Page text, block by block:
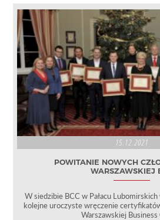
15.12.2021
POWITANIE NOWYCH
WARSZAWSKIEJ
W siedzibie BCC w Pałacu
kolejne uroczyste wręczenie
Warszawskiej